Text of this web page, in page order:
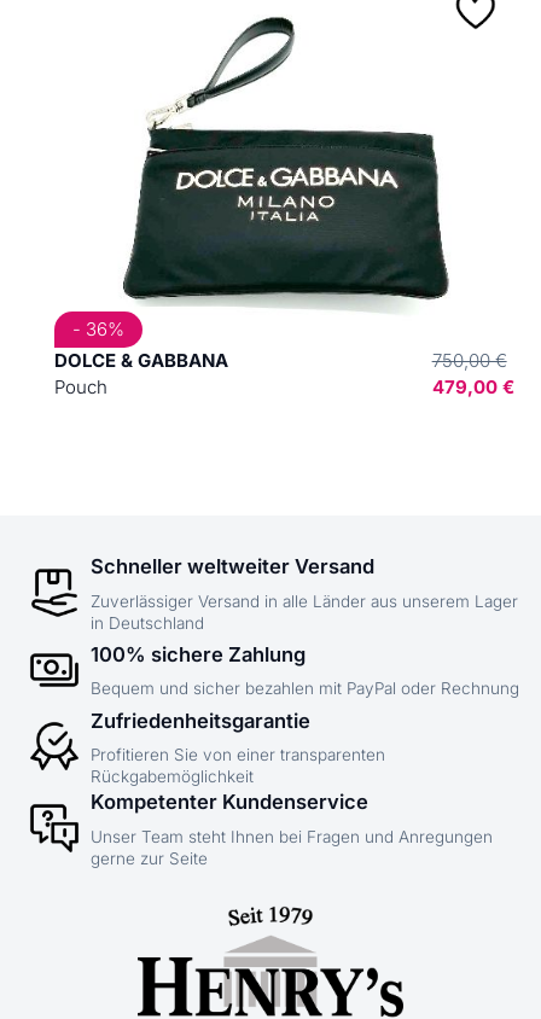
DOLCE & GABBANA
Pouch
750,00 €
479,00 €
- 36%
Schneller weltweiter Versand
Zuverlässiger Versand in alle Länder aus unserem Lager
in Deutschland
100% sichere Zahlung
Bequem und sicher bezahlen mit PayPal oder Rechnung
Zufriedenheitsgarantie
Profitieren Sie von einer transparenten
Rückgabemöglichkeit
Kompetenter Kundenservice
Unser Team steht Ihnen bei Fragen und Anregungen
gerne zur Seite